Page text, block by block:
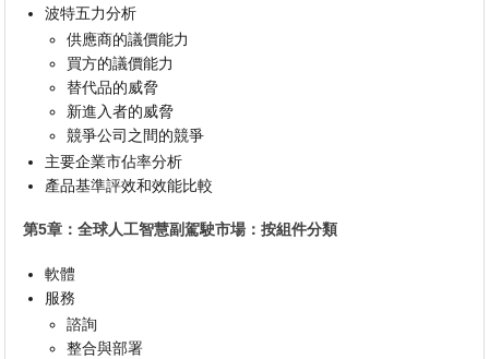
波特五力分析
供應商的議價能力
買方的議價能力
替代品的威脅
新進入者的威脅
競爭公司之間的競爭
主要企業市佔率分析
產品基準評效和效能比較
第5章：全球人工智慧副駕駛市場：按組件分類
軟體
服務
諮詢
整合與部署